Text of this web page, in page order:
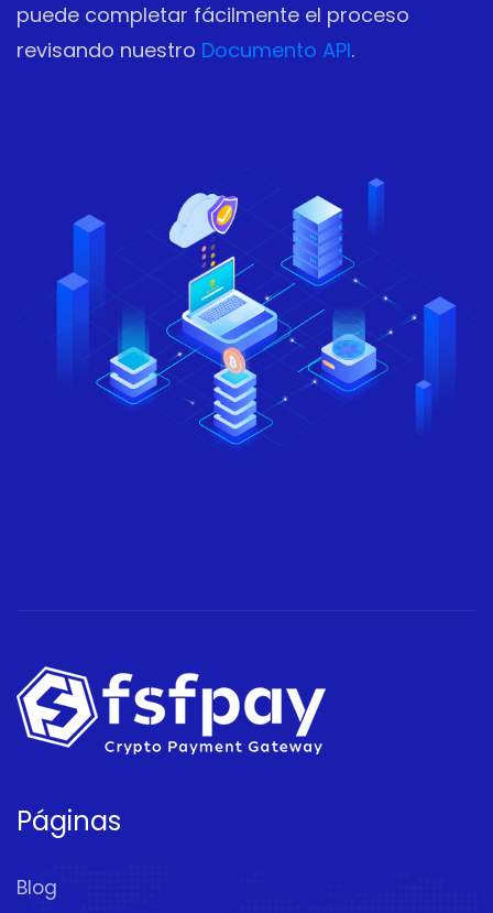
puede completar fácilmente el proceso
revisando nuestro Documento API.
Páginas
Blog